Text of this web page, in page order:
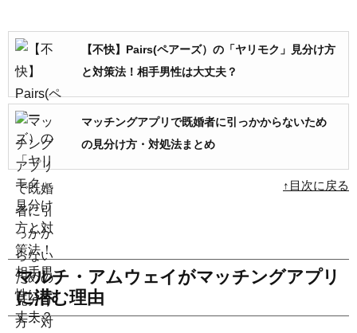
【不快】Pairs(ペアーズ）の「ヤリモク」見分け方
と対策法！相手男性は大丈夫？
マッチングアプリで既婚者に引っかからないため
の見分け方・対処法まとめ
↑目次に戻る
マルチ・アムウェイがマッチングアプリ
に潜む理由